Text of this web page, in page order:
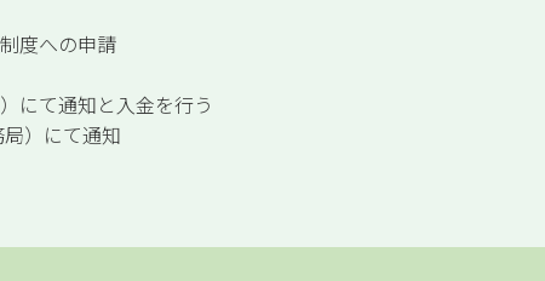
度への申請
にて通知と入金を行う
）にて通知